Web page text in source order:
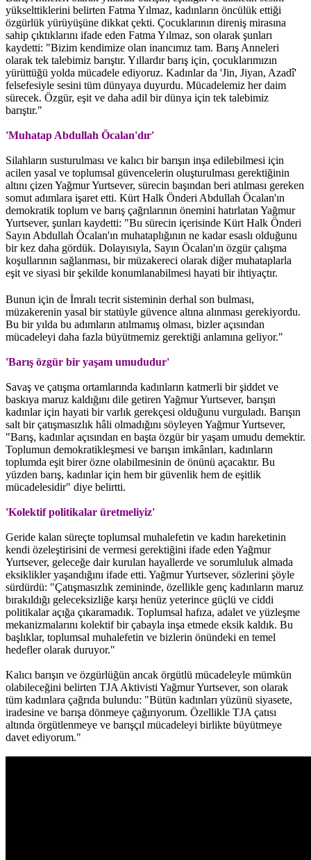
yükselttiklerini belirten Fatma Yılmaz, kadınların öncülük ettiği
özgürlük yürüyüşüne dikkat çekti. Çocuklarının direniş mirasına
sahip çıktıklarını ifade eden Fatma Yılmaz, son olarak şunları
kaydetti: "Bizim kendimize olan inancımız tam. Barış Anneleri
olarak tek talebimiz barıştır. Yıllardır barış için, çocuklarımızın
yürüttüğü yolda mücadele ediyoruz. Kadınlar da 'Jin, Jiyan, Azadî'
felsefesiyle sesini tüm dünyaya duyurdu. Mücadelemiz her daim
sürecek. Özgür, eşit ve daha adil bir dünya için tek talebimiz
barıştır."
'Muhatap Abdullah Öcalan'dır'
Silahların susturulması ve kalıcı bir barışın inşa edilebilmesi için
acilen yasal ve toplumsal güvencelerin oluşturulması gerektiğinin
altını çizen Yağmur Yurtsever, sürecin başından beri atılması gereken
somut adımlara işaret etti. Kürt Halk Önderi Abdullah Öcalan'ın
demokratik toplum ve barış çağrılarının önemini hatırlatan Yağmur
Yurtsever, şunları kaydetti: "Bu sürecin içerisinde Kürt Halk Önderi
Sayın Abdullah Öcalan'ın muhataplığının ne kadar esaslı olduğunu
bir kez daha gördük. Dolayısıyla, Sayın Öcalan'ın özgür çalışma
koşullarının sağlanması, bir müzakereci olarak diğer muhataplarla
eşit ve siyasi bir şekilde konumlanabilmesi hayati bir ihtiyaçtır.
Bunun için de İmralı tecrit sisteminin derhal son bulması,
müzakerenin yasal bir statüyle güvence altına alınması gerekiyordu.
Bu bir yılda bu adımların atılmamış olması, bizler açısından
mücadeleyi daha fazla büyütmemiz gerektiği anlamına geliyor."
'Barış özgür bir yaşam umududur'
Savaş ve çatışma ortamlarında kadınların katmerli bir şiddet ve
baskıya maruz kaldığını dile getiren Yağmur Yurtsever, barışın
kadınlar için hayati bir varlık gerekçesi olduğunu vurguladı. Barışın
salt bir çatışmasızlık hâli olmadığını söyleyen Yağmur Yurtsever,
"Barış, kadınlar açısından en başta özgür bir yaşam umudu demektir.
Toplumun demokratikleşmesi ve barışın imkânları, kadınların
toplumda eşit birer özne olabilmesinin de önünü açacaktır. Bu
yüzden barış, kadınlar için hem bir güvenlik hem de eşitlik
mücadelesidir" diye belirtti.
'Kolektif politikalar üretmeliyiz'
Geride kalan süreçte toplumsal muhalefetin ve kadın hareketinin
kendi özeleştirisini de vermesi gerektiğini ifade eden Yağmur
Yurtsever, geleceğe dair kurulan hayallerde ve sorumluluk almada
eksiklikler yaşandığını ifade etti. Yağmur Yurtsever, sözlerini şöyle
sürdürdü: "Çatışmasızlık zemininde, özellikle genç kadınların maruz
bırakıldığı geleceksizliğe karşı henüz yeterince güçlü ve ciddi
politikalar açığa çıkaramadık. Toplumsal hafıza, adalet ve yüzleşme
mekanizmalarını kolektif bir çabayla inşa etmede eksik kaldık. Bu
başlıklar, toplumsal muhalefetin ve bizlerin önündeki en temel
hedefler olarak duruyor."
Kalıcı barışın ve özgürlüğün ancak örgütlü mücadeleyle mümkün
olabileceğini belirten TJA Aktivisti Yağmur Yurtsever, son olarak
tüm kadınlara çağrıda bulundu: "Bütün kadınları yüzünü siyasete,
iradesine ve barışa dönmeye çağırıyorum. Özellikle TJA çatısı
altında örgütlenmeye ve barışçıl mücadeleyi birlikte büyütmeye
davet ediyorum."